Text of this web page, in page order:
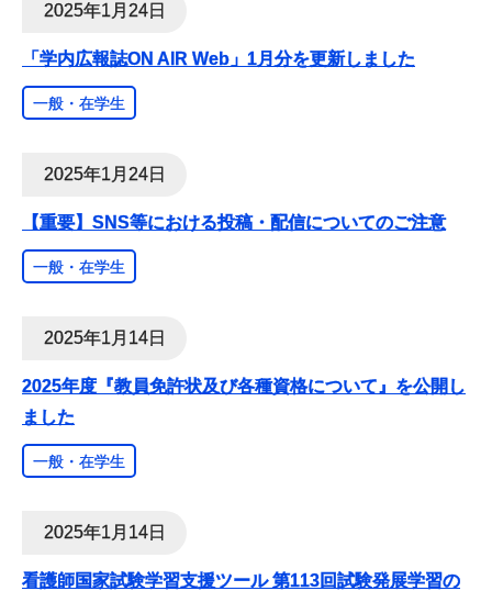
2025年1月24日
「学内広報誌ON AIR Web」1月分を更新しました
一般・在学生
2025年1月24日
【重要】SNS等における投稿・配信についてのご注意
一般・在学生
2025年1月14日
2025年度『教員免許状及び各種資格について』を公開し
ました
一般・在学生
2025年1月14日
看護師国家試験学習支援ツール 第113回試験発展学習の